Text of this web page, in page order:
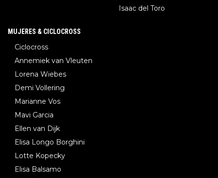
Isaac del Toro
MUJERES & CICLOCROSS
Ciclocross
Annemiek van Vleuten
Lorena Wiebes
Demi Vollering
Marianne Vos
Mavi Garcia
Ellen van Dijk
Elisa Longo Borghini
Lotte Kopecky
Elisa Balsamo